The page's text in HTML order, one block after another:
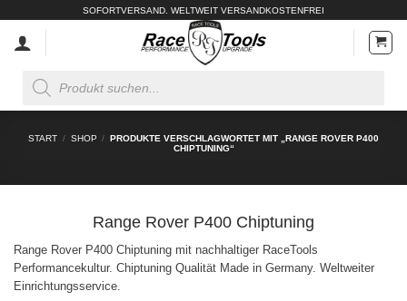
springen
SOFORTVERSAND. WELTWEIT VERSANDKOSTENFREI
search
START / SHOP / PRODUKTE VERSCHLAGWORTET MIT „RANGE ROVER P400
CHIPTUNING“
Range Rover P400 Chiptuning
Range Rover P400 Chiptuning mit nachhaltiger RaceTools
Performancekultur. Chiptuning Qualität Made in Germany. Weltweiter
Einrichtungsservice.